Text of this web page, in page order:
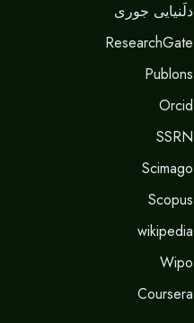
دلَنيايى جورى
ResearchGate
Publons
Orcid
SSRN
Scimago
Scopus
wikipedia
Wipo
Coursera